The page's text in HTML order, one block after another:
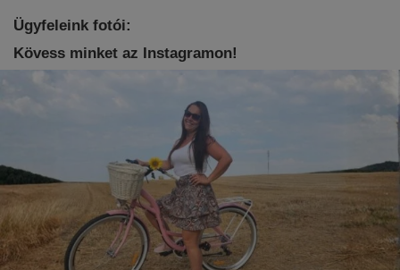
Ügyfeleink fotói:
Kövess minket az Instagramon!